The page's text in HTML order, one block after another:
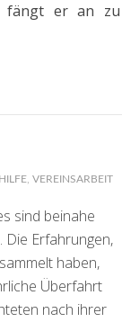
fängt er an zu
HILFE ,VEREINSARBEIT
sind beinahe
Die Erfahrungen,
haben,
Überfahrt
nach ihrer